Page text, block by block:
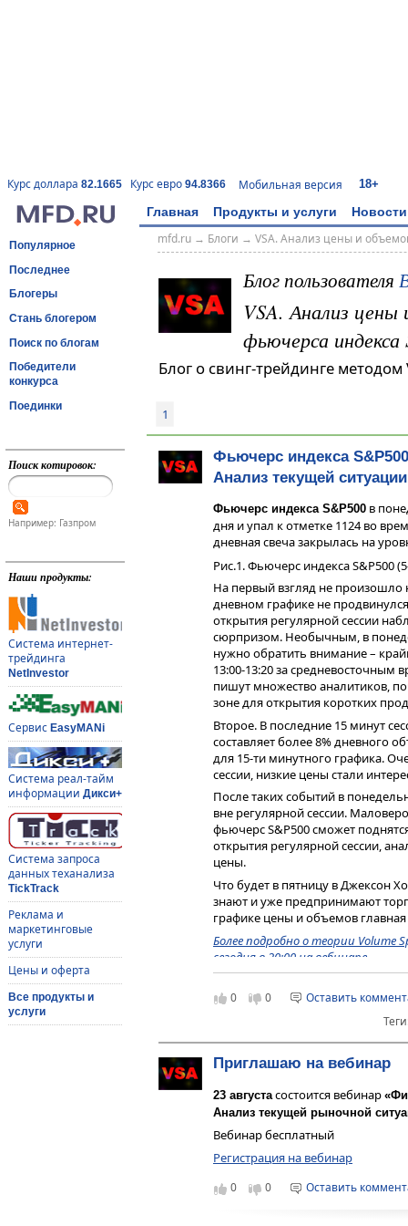
Курс доллара 82.1665 Курс евро 94.8366 Мобильная версия 18+
Главная Продукты и услуги Новости
Популярное
Последнее
Блогеры
Стань блогером
Поиск по блогам
Победители
конкурса
Поединки
Поиск котировок:
Например: Газпром
Наши продукты:
Система интернет-
трейдинга
NetInvestor
Сервис EasyMANi
Система реал-тайм
информации Дикси+
Система запроса
данных теханализа
TickTrack
Реклама и
маркетинговые
услуги
Цены и оферта
Все продукты и
услуги
mfd.ru→ Блоги → VSA. Анализ цены и
Блог пользователя
VSA. Анализ цены
фьючерса индекса
Блог о свинг-трейдинге методом
1
Фьючерс индекса
Анализ текущей ситуации
Фьючерс индекса S&P500 в
дня и упал к отметке 1124 во
дневная свеча закрылась на
Рис.1. Фьючерс индекса S&P500
На первый взгляд не
дневном графике не
открытия регулярной сессии
сюрпризом. Необычным, в
нужно обратить внимание –
13:00-13:20 за средневосточным
пишут множество аналитиков,
зоне для открытия коротких
Второе. В последние 15 минут
составляет более 8% дневного
для 15-ти минутного графика.
сессии, низкие цены стали
После таких событий в
вне регулярной сессии.
фьючерс S&P500 сможет
открытия регулярной сессии,
цены.
Что будет в пятницу в Джексон
знают и уже предпринимают
графике цены и объемов
Более подробно о теории Volume
сегодня в 20:00 на вебинаре.
Василий Карабын
0 0
Оставить
Приглашаю на вебинар
23 августасостоится вебинар
Анализ текущей рыночной
Вебинар бесплатный
Регистрация на вебинар
0 0 Оставить